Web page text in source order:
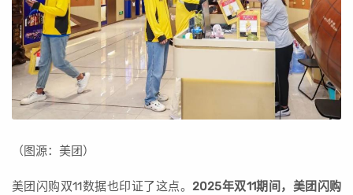
（图源：美团）
美团闪购双11数据也印证了这点。2025年双11期间，美团闪购